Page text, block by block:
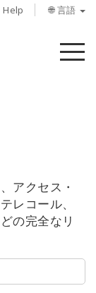
Help 🌐 言語
メ
アクセス・
レコール、
の完全なリ